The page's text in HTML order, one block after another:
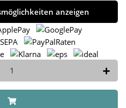
anzeigen